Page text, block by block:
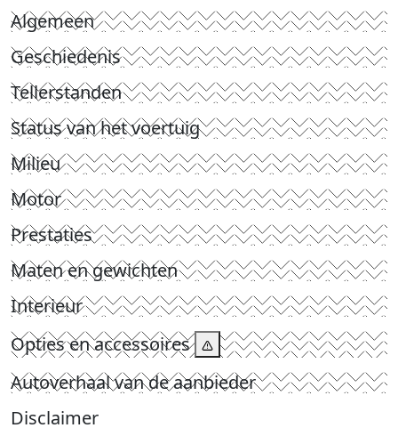
Algemeen
Geschiedenis
Tellerstanden
Status van het voertuig
Milieu
Motor
Prestaties
Maten en gewichten
Interieur
Opties en accessoires
Autoverhaal van de aanbieder
Disclaimer